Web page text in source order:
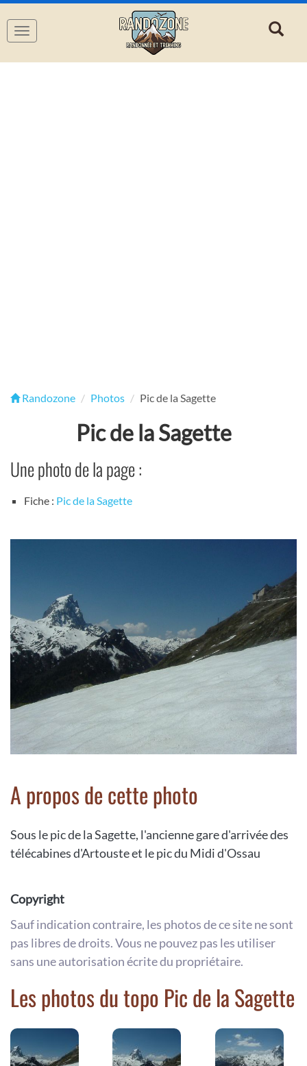
Navigation
Randozone Photos Pic de la Sagette
Pic de la Sagette
Une photo de la page :
Fiche : Pic de la Sagette
A propos de cette photo
Sous le pic de la Sagette, l'ancienne gare d'arrivée des
télécabines d'Artouste et le pic du Midi d'Ossau
Copyright
Sauf indication contraire, les photos de ce site ne sont
pas libres de droits. Vous ne pouvez pas les utiliser
sans une autorisation écrite du propriétaire.
Les photos du topo Pic de la Sagette